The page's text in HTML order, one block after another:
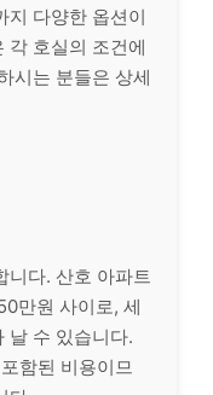
지 다양한 옵션이
각 호실의 조건에
시는 분들은 상세
니다. 산호 아파트
만원 사이로, 세
날 수 있습니다.
함된 비용이므